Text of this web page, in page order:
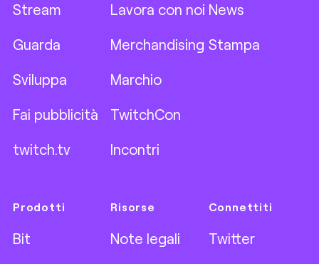
Stream
Guarda
Sviluppa
Fai pubblicità
twitch.tv
Lavora con noi
Merchandising
Marchio
TwitchCon
Incontri
News
Stampa
Prodotti
Bit
Risorse
Note legali
Connettiti
Twitter